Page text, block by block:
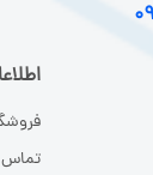
تماس